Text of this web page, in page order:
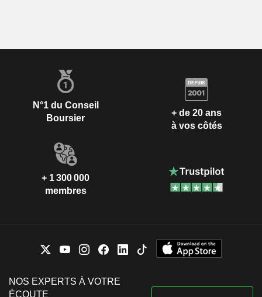
N°1 du Conseil
Boursier
+ de 20 ans
à vos côtés
+ 1 300 000
membres
NOS EXPERTS À VOTRE
ÉCOUTE